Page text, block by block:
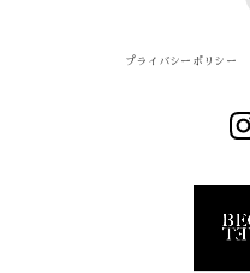
プライバシーポリシー